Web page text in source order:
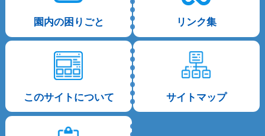
園内の困りごと リンク集
このサイトについて サイトマップ